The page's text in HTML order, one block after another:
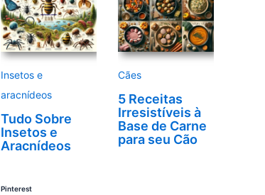
Insetos e
aracnídeos
Tudo Sobre
Insetos e
Aracnídeos
Cães
5 Receitas
Irresistíveis à
Base de Carne
para seu Cão
Pinterest